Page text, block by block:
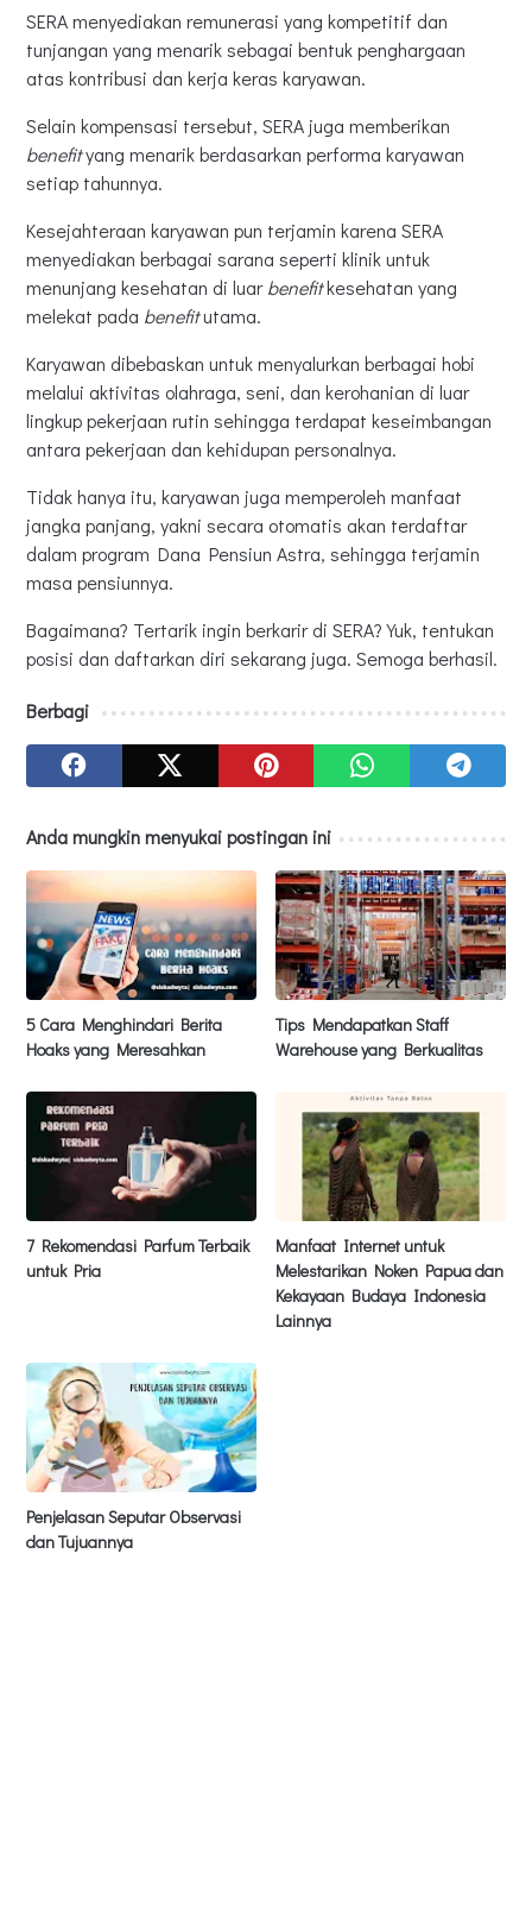
SERA menyediakan remunerasi yang kompetitif dan
tunjangan yang menarik sebagai bentuk penghargaan
atas kontribusi dan kerja keras karyawan.
Selain kompensasi tersebut, SERA juga memberikan
benefityang menarik berdasarkan performa karyawan
setiap tahunnya.
Kesejahteraan karyawan pun terjamin karena SERA
menyediakan berbagai sarana seperti klinik untuk
menunjang kesehatan di luarbenefitkesehatan yang
melekat pada benefitutama.
Karyawan dibebaskan untuk menyalurkan berbagai hobi
melalui aktivitas olahraga, seni, dan kerohanian di luar
lingkup pekerjaan rutin sehingga terdapat keseimbangan
antara pekerjaan dan kehidupan personalnya.
Tidak hanya itu, karyawan juga memperoleh manfaat
jangka panjang, yakni secara otomatis akan terdaftar
dalam program Dana Pensiun Astra, sehingga terjamin
masa pensiunnya.
Bagaimana? Tertarik ingin berkarir di SERA? Yuk, tentukan
posisi dan daftarkan diri sekarang juga. Semoga berhasil.
Berbagi
Anda mungkin menyukai postingan ini
5 Cara Menghindari Berita
Hoaks yang Meresahkan
Tips Mendapatkan Staff
Warehouse yang Berkualitas
7 Rekomendasi Parfum Terbaik
untuk Pria
Manfaat Internet untuk
Melestarikan Noken Papua dan
Kekayaan Budaya Indonesia
Lainnya
Penjelasan Seputar Observasi
dan Tujuannya